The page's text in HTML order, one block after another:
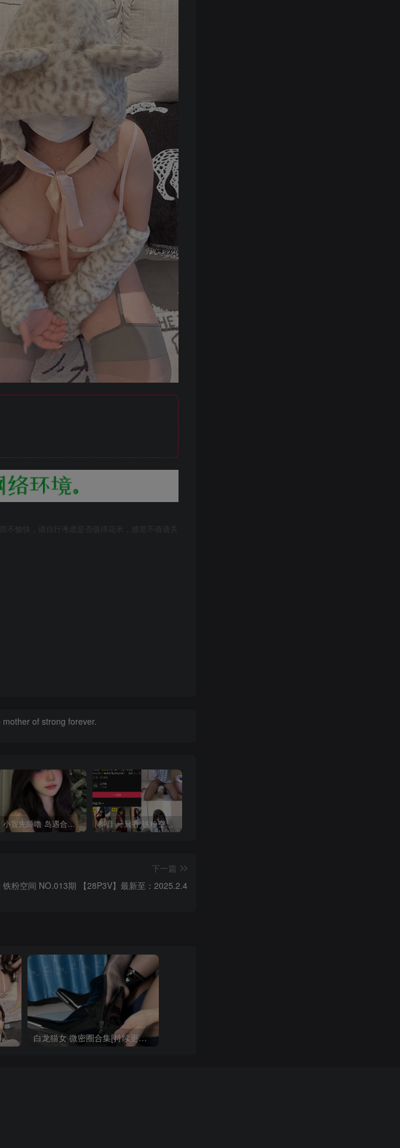
愉快，请自行考虑是否值得花米，感觉不值请关
of strong forever.
小宣先睡噜 岛遇合集[持续更新2025.08.27] 抖音 一只香 铁粉空间 NO.010期 【18P8V】最新至：2025.3.3
下一篇
粉空间 NO.013期 【28P3V】最新至：2025.2.4
抖音 超蓝布罗莉 铁粉空间 NO.017期 【9P1V】最新至：2025.3.13 白龙猫女 微密圈合集[持续更新2024.02.21]